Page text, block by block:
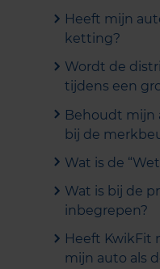
Heeft mijn
ketting?
Wordt de
tijdens een
Behoudt mijn
bij de
Wat is de
Wat is bij de
inbegrepen?
Heeft KwikFit
mijn auto als